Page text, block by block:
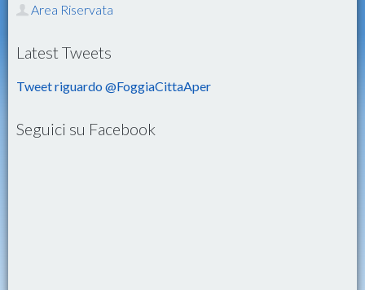
Area Riservata
Latest Tweets
Tweet riguardo @FoggiaCittaAper
Seguici su Facebook